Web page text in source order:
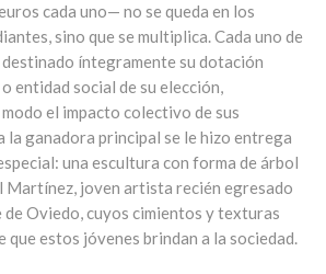
cada uno— no se queda en los
sino que se multiplica. Cada uno de
íntegramente su dotación
entidad social de su elección,
el impacto colectivo de sus
la ganadora principal se le hizo entrega
una escultura con forma de árbol
Martínez, joven artista recién egresado
de Oviedo, cuyos cimientos y texturas
que estos jóvenes brindan a la sociedad.